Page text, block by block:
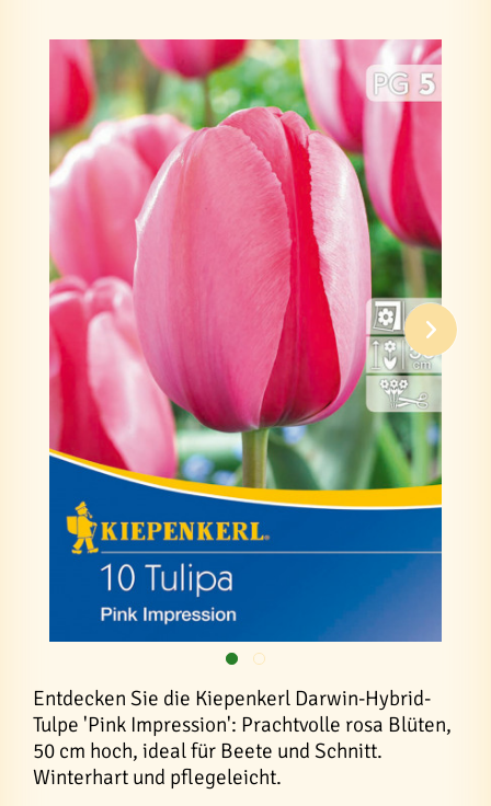
Entdecken Sie die Kiepenkerl Darwin-Hybrid-
Tulpe 'Pink Impression': Prachtvolle rosa Blüten,
50 cm hoch, ideal für Beete und Schnitt.
Winterhart und pflegeleicht.